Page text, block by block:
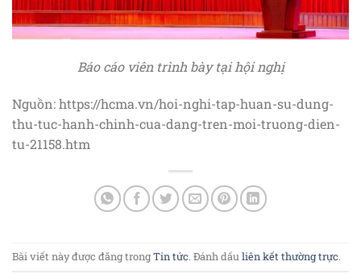
Báo cáo viên trình bày tại hội nghị
Nguồn: https://hcma.vn/hoi-nghi-tap-huan-su-dung-
thu-tuc-hanh-chinh-cua-dang-tren-moi-truong-dien-
tu-21158.htm
Bài viết này được đăng trongTin tức. Đánh dấu liên kết thường trực.